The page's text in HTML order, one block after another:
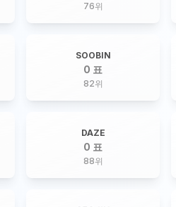
76위
SOOBIN
0 표
82위
DAZE
0 표
88위